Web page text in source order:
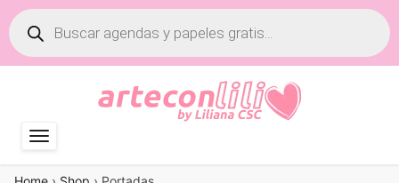
Búsqueda
de
productos